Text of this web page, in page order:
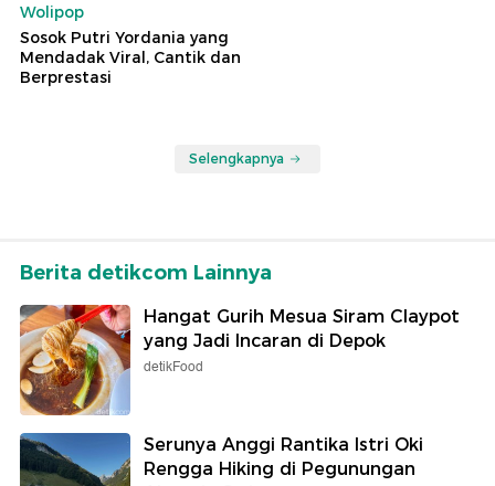
Wolipop
Sosok Putri Yordania yang
Mendadak Viral, Cantik dan
Berprestasi
Selengkapnya
Berita detikcom Lainnya
Hangat Gurih Mesua Siram Claypot
yang Jadi Incaran di Depok
detikFood
Serunya Anggi Rantika Istri Oki
Rengga Hiking di Pegunungan